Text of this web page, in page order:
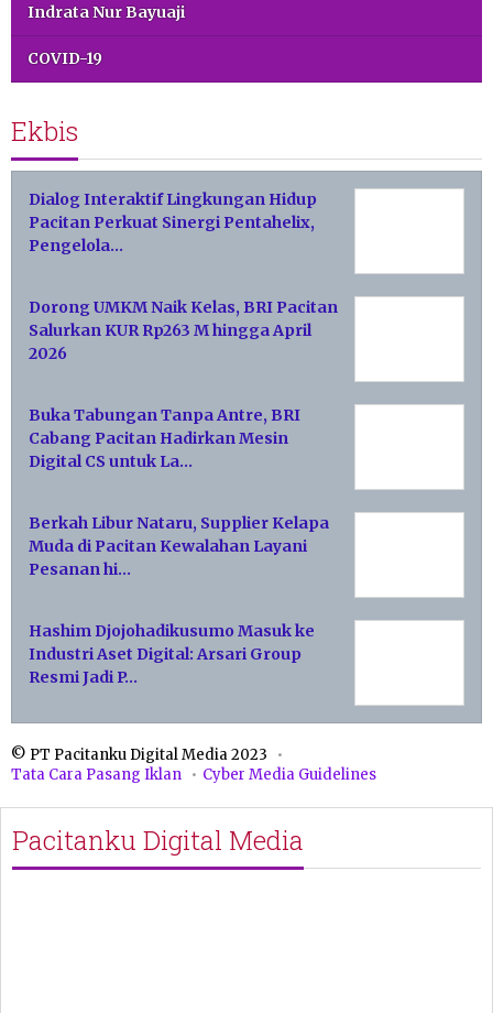
Indrata Nur Bayuaji
COVID-19
Ekbis
Dialog Interaktif Lingkungan Hidup
Pacitan Perkuat Sinergi Pentahelix,
Pengelola…
Dorong UMKM Naik Kelas, BRI Pacitan
Salurkan KUR Rp263 M hingga April
2026
Buka Tabungan Tanpa Antre, BRI
Cabang Pacitan Hadirkan Mesin
Digital CS untuk La…
Berkah Libur Nataru, Supplier Kelapa
Muda di Pacitan Kewalahan Layani
Pesanan hi…
Hashim Djojohadikusumo Masuk ke
Industri Aset Digital: Arsari Group
Resmi Jadi P…
© PT Pacitanku Digital Media 2023
Tata Cara Pasang Iklan
Cyber Media Guidelines
Pacitanku Digital Media